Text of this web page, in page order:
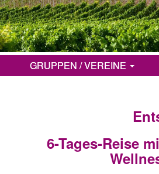
GRUPPEN / VEREINE
6-Tages-Reise